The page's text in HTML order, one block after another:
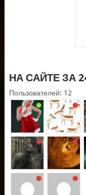
НА САЙТЕ ЗА
Пользователей: 12